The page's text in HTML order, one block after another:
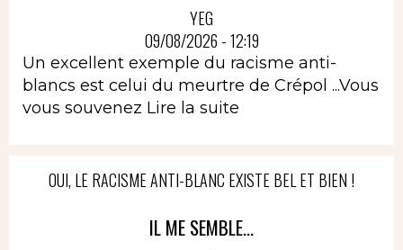
YEG
09/08/2026 - 12:19
Un excellent exemple du racisme anti-
blancs est celui du meurtre de Crépol ...Vous
vous souvenez Lire la suite
OUI, LE RACISME ANTI-BLANC EXISTE BEL ET BIEN !
IL ME SEMBLE...